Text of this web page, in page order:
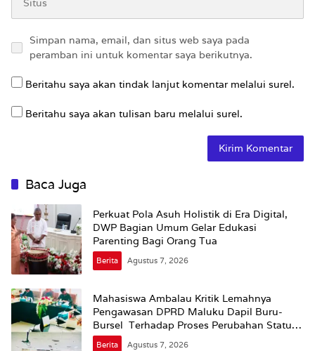
Simpan nama, email, dan situs web saya pada
peramban ini untuk komentar saya berikutnya.
Beritahu saya akan tindak lanjut komentar melalui surel.
Beritahu saya akan tulisan baru melalui surel.
Baca Juga
Perkuat Pola Asuh Holistik di Era Digital,
DWP Bagian Umum Gelar Edukasi
Parenting Bagi Orang Tua
Berita Agustus 7, 2026
Mahasiswa Ambalau Kritik Lemahnya
Pengawasan DPRD Maluku Dapil Buru-
Bursel Terhadap Proses Perubahan Status
Jalan
Berita Agustus 7, 2026